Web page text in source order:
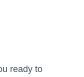
ready to